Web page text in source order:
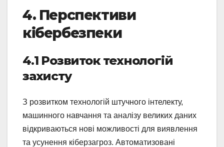
4. Перспективи
кібербезпеки
4.1 Розвиток технологій
захисту
З розвитком технологій штучного інтелекту,
машинного навчання та аналізу великих даних
відкриваються нові можливості для виявлення
та усунення кіберзагроз. Автоматизовані